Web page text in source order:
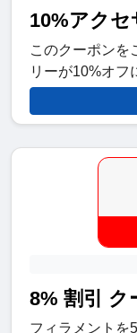
10%アクセ
このクーポンを
リーが10%オフ
8% 割引 ク
フィラメントを